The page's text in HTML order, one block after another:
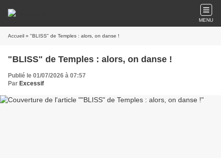
MENU
Accueil » "BLISS" de Temples : alors, on danse !
"BLISS" de Temples : alors, on danse !
Publié le 01/07/2026 à 07:57
Par Excessif